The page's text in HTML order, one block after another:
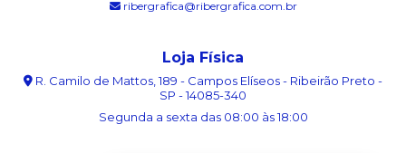
ribergrafica@ribergrafica.com.br
Loja Física
R. Camilo de Mattos, 189 - Campos Elíseos - Ribeirão Preto -
SP - 14085-340
Segunda a sexta das 08:00 às 18:00